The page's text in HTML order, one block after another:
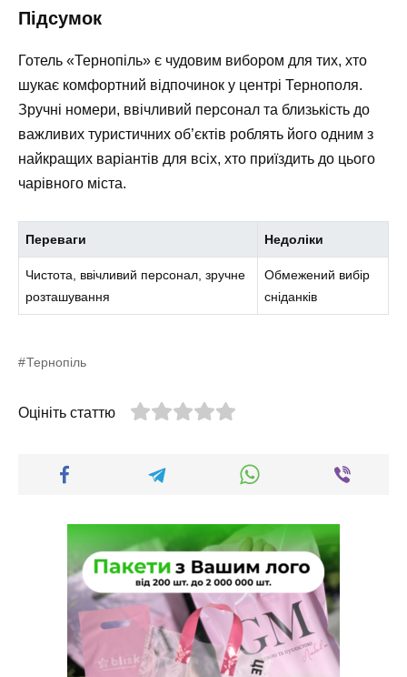
Підсумок
Готель «Тернопіль» є чудовим вибором для тих, хто
шукає комфортний відпочинок у центрі Тернополя.
Зручні номери, ввічливий персонал та близькість до
важливих туристичних об’єктів роблять його одним з
найкращих варіантів для всіх, хто приїздить до цього
чарівного міста.
Переваги Недоліки
Чистота, ввічливий персонал, зручне
розташування
Обмежений вибір
сніданків
Тернопіль
Оцініть статтю